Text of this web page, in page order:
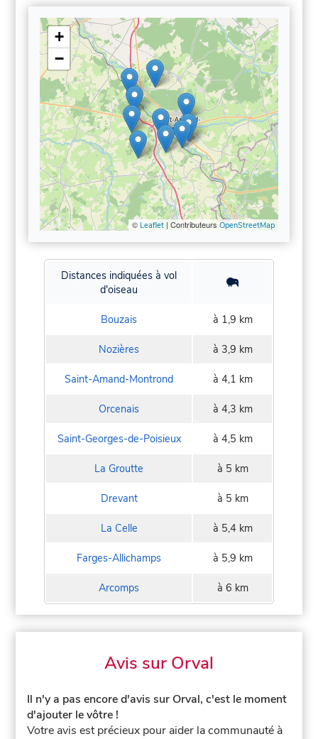
+
−
© Leaflet| Contributeurs OpenStreetMap
Distances indiquées à vol
d'oiseau
Bouzais à 1,9 km
Nozières à 3,9 km
Saint-Amand-Montrond à 4,1 km
Orcenais à 4,3 km
Saint-Georges-de-Poisieux à 4,5 km
La Groutte à 5 km
Drevant à 5 km
La Celle à 5,4 km
Farges-Allichamps à 5,9 km
Arcomps à 6 km
Avis sur Orval
Il n'y a pas encore d'avis sur Orval, c'est le moment
d'ajouter le vôtre !
Votre avis est précieux pour aider la communauté à